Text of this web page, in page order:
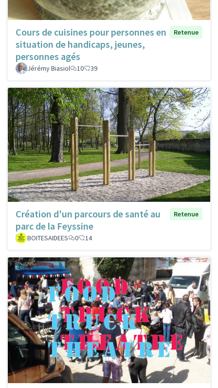
Cours de cuisines pour personnes en
situation de handicaps, jeunes,
personnes agés
Retenue
Jérémy Biasiol 10 39
Création d'un parcours de santé au
parc de la Feyssine
Retenue
BOITESAIDEES 0 14